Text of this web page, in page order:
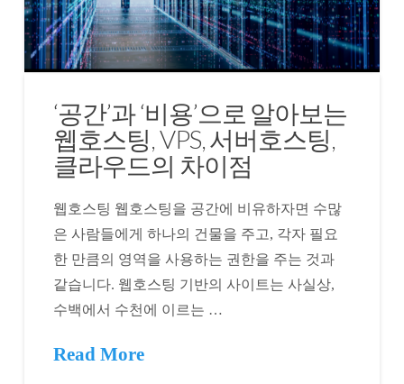
‘공간’과 ‘비용’으로 알아보는
웹호스팅, VPS, 서버호스팅,
클라우드의 차이점
웹호스팅 웹호스팅을 공간에 비유하자면 수많
은 사람들에게 하나의 건물을 주고, 각자 필요
한 만큼의 영역을 사용하는 권한을 주는 것과
같습니다. 웹호스팅 기반의 사이트는 사실상,
수백에서 수천에 이르는 …
Read More